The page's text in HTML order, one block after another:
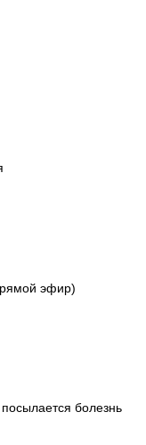
эфир)
болезнь